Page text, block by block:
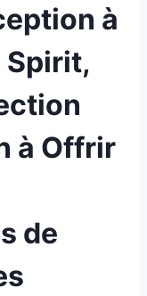
à
Spirit,
à Offrir
de